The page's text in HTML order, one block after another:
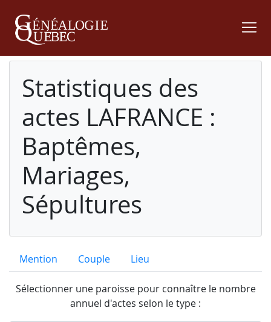
Statistiques des
actes LAFRANCE :
Baptêmes,
Mariages,
Sépultures
Mention Couple Lieu
Sélectionner une paroisse pour connaître le nombre
annuel d'actes selon le type :